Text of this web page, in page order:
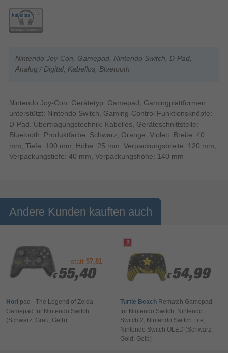
Nintendo Joy-Con, Gamepad, Nintendo Switch, D-Pad,
Analog / Digital, Kabellos, Bluetooth
Nintendo Joy-Con. Gerätetyp: Gamepad, Gamingplattformen
unterstützt: Nintendo Switch, Gaming-Control Funktionsknöpfe:
D-Pad. Übertragungstechnik: Kabellos, Geräteschnittstelle:
Bluetooth. Produktfarbe: Schwarz, Orange, Violett. Breite: 40
mm, Tiefe: 100 mm, Höhe: 25 mm. Verpackungsbreite: 120 mm,
Verpackungstiefe: 40 mm, Verpackungshöhe: 140 mm
Andere Kunden kauften auch
statt57,81
€ 55,40
€ 55,40
Hori pad - The Legend of Zelda
Gamepad für Nintendo Switch
(Schwarz, Grau, Gelb)
€ 54,99
€ 54,99
Turtle Beach Rematch Gamepad
für Nintendo Switch, Nintendo
Switch 2, Nintendo Switch Lite,
Nintendo Switch OLED (Schwarz,
Gold, Gelb)